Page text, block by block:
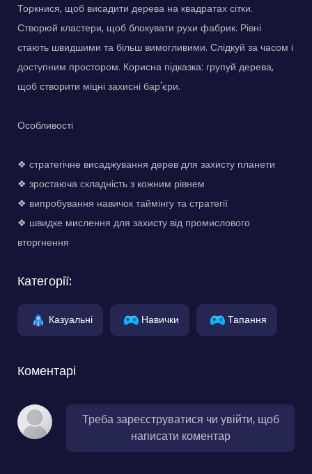
Торкнися, щоб висадити дерева на квадратах сітки.
Створюй кластери, щоб блокувати рухи фабрик. Рівні
стають швидшими та більш вимогливими. Слідкуй за часом і
доступним простором. Корисна підказка: групуй дерева,
щоб створити міцні захисні бар'єри.
Особливості
❖ стратегічне висаджування дерев для захисту планети
❖ зростаюча складність з кожним рівнем
❖ випробування навичок таймінгу та стратегії
❖ швидке мислення для захисту від промислового
вторгнення
Категорії:
Казуальні Навички Тапання
Коментарі
Треба зареєструватися чи увійти, щоб
написати коментар